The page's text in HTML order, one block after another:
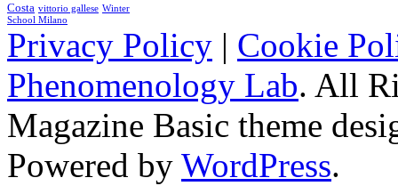
Costa vittorio gallese Winter
School Milano
Privacy Policy | Cookie
Phenomenology Lab. All
Magazine Basic theme
Powered by WordPress.